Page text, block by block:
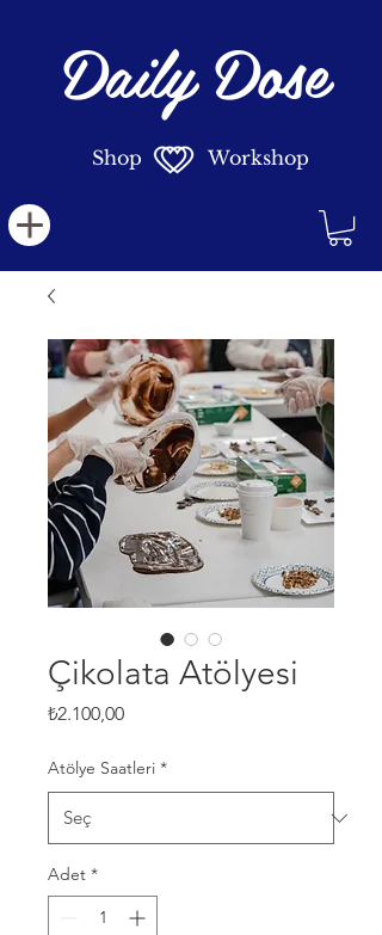
Daily Dose
Shop Workshop
Çikolata Atölyesi
₺2.100,00Fiyat
Atölye Saatleri *
Adet *